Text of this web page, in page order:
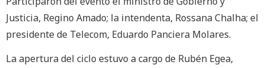
Justicia, Regino Amado; la intendenta, Rossana Chalha; el
presidente de Telecom, Eduardo Panciera Molares.
La apertura del ciclo estuvo a cargo de Rubén Egea,